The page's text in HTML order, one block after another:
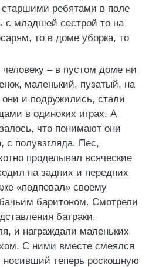
старшими ребятами в поле
с младшей сестрой то на
то в доме уборка, то
– в пустом доме ни
маленький, пузатый, на
и подружились, стали
в одиноких играх. А
что понимают они
с полувзгляда. Пес,
проделывал всяческие
на задних и передних
«подпевал» своему
баритоном. Смотрели
батраки,
и награждали маленьких
С ними вместе смеялся
теперь роскошную